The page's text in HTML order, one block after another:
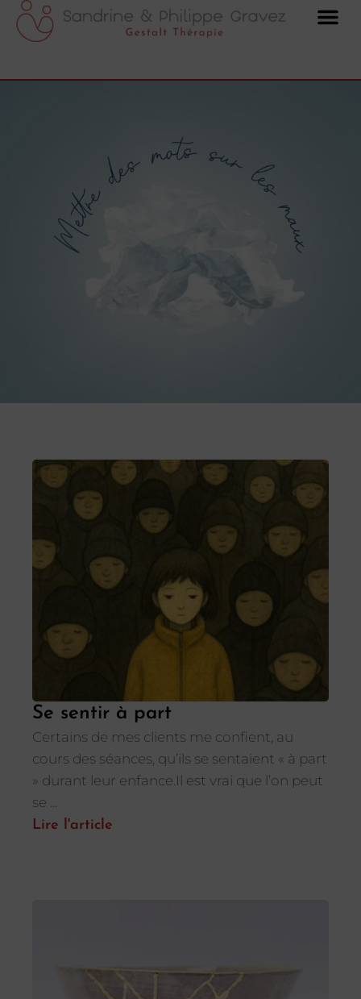
Se sentir à part
Certains de mes clients me confient, au
cours des séances, qu’ils se sentaient « à part
» durant leur enfance.Il est vrai que l’on peut
se ...
Lire l'article